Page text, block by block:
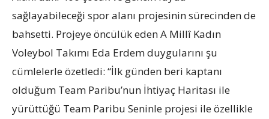
sağlayabileceği spor alanı projesinin sürecinden de
bahsetti. Projeye öncülük eden A Millî Kadın
Voleybol Takımı Eda Erdem duygularını şu
cümlelerle özetledi: “İlk günden beri kaptanı
olduğum Team Paribu’nun İhtiyaç Haritası ile
yürüttüğü Team Paribu Seninle projesi ile özellikle